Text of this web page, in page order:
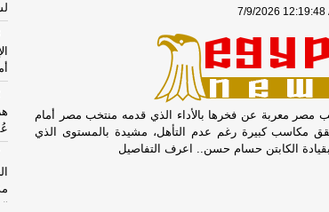
7/9/2026 12:19:48
مصر معربة عن فخرها بالأداء الذي قدمه منتخب مصر أمام
مكاسب كبيرة رغم عدم التأهل، مشيدة بالمستوى الذي
بقيادة الكابتن حسام حسن.. اعرف التفاصيل